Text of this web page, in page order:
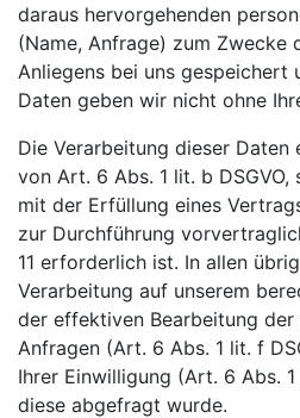
daraus hervorgehenden
(Name, Anfrage) zum Zwecke
Anliegens bei uns gespeichert
Daten geben wir nicht ohne
Die Verarbeitung dieser
von Art. 6 Abs. 1 lit. b DSGVO,
mit der Erfüllung eines
zur Durchführung
11 erforderlich ist. In allen
Verarbeitung auf unserem
der effektiven Bearbeitung
Anfragen (Art. 6 Abs. 1 lit. f
Ihrer Einwilligung (Art. 6 Abs.
diese abgefragt wurde.